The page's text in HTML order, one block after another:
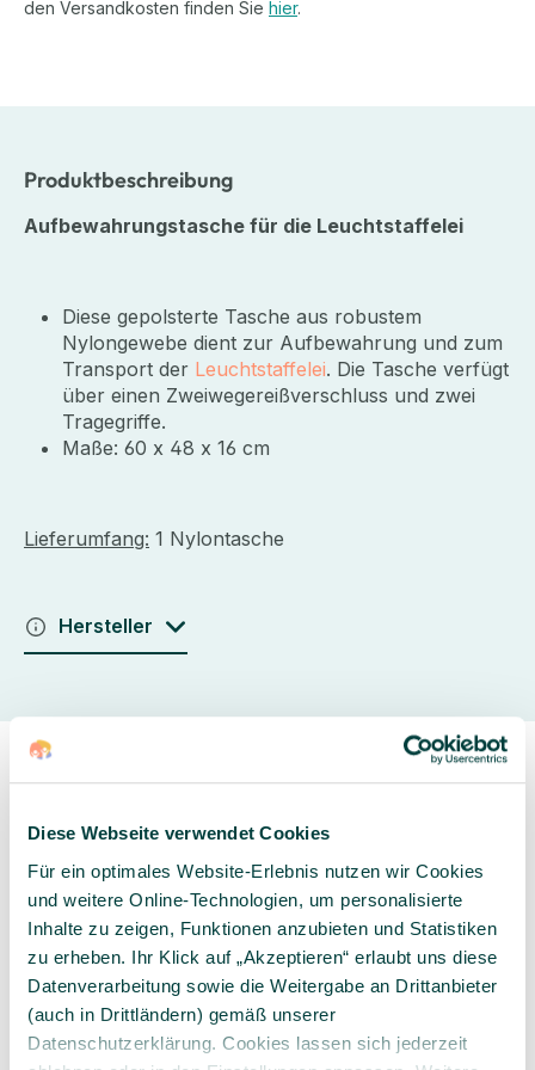
Diese Webseite verwendet Cookies
Für ein optimales Website-Erlebnis nutzen wir Cookies
und weitere Online-Technologien, um personalisierte
Inhalte zu zeigen, Funktionen anzubieten und Statistiken
zu erheben. Ihr Klick auf „Akzeptieren“ erlaubt uns diese
Datenverarbeitung sowie die Weitergabe an Drittanbieter
(auch in Drittländern) gemäß unserer
Datenschutzerklärung. Cookies lassen sich jederzeit
den Versandkosten finden Sie hier.
Produktbeschreibung
Aufbewahrungstasche für die Leuchtstaffelei
Diese gepolsterte Tasche aus robustem
Nylongewebe dient zur Aufbewahrung und zum
Transport der Leuchtstaffelei. Die Tasche verfügt
über einen Zweiwegereißverschluss und zwei
Tragegriffe.
Maße: 60 x 48 x 16 cm
Lieferumfang: 1 Nylontasche
Hersteller
Sorgfältig ausgewähltes
Produktsortiment
Kompetente und
individuelle Beratung